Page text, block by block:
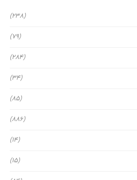
(238)
(79)
(284)
(34)
(85)
(886)
(14)
(15)